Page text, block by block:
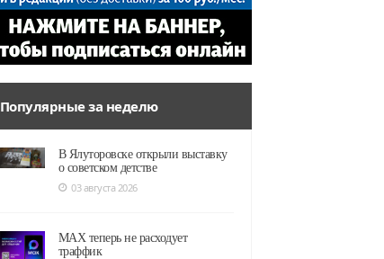
Популярные за неделю
В Ялуторовске открыли выставку
о советском детстве
03 августа 2026
MAX теперь не расходует
траффик